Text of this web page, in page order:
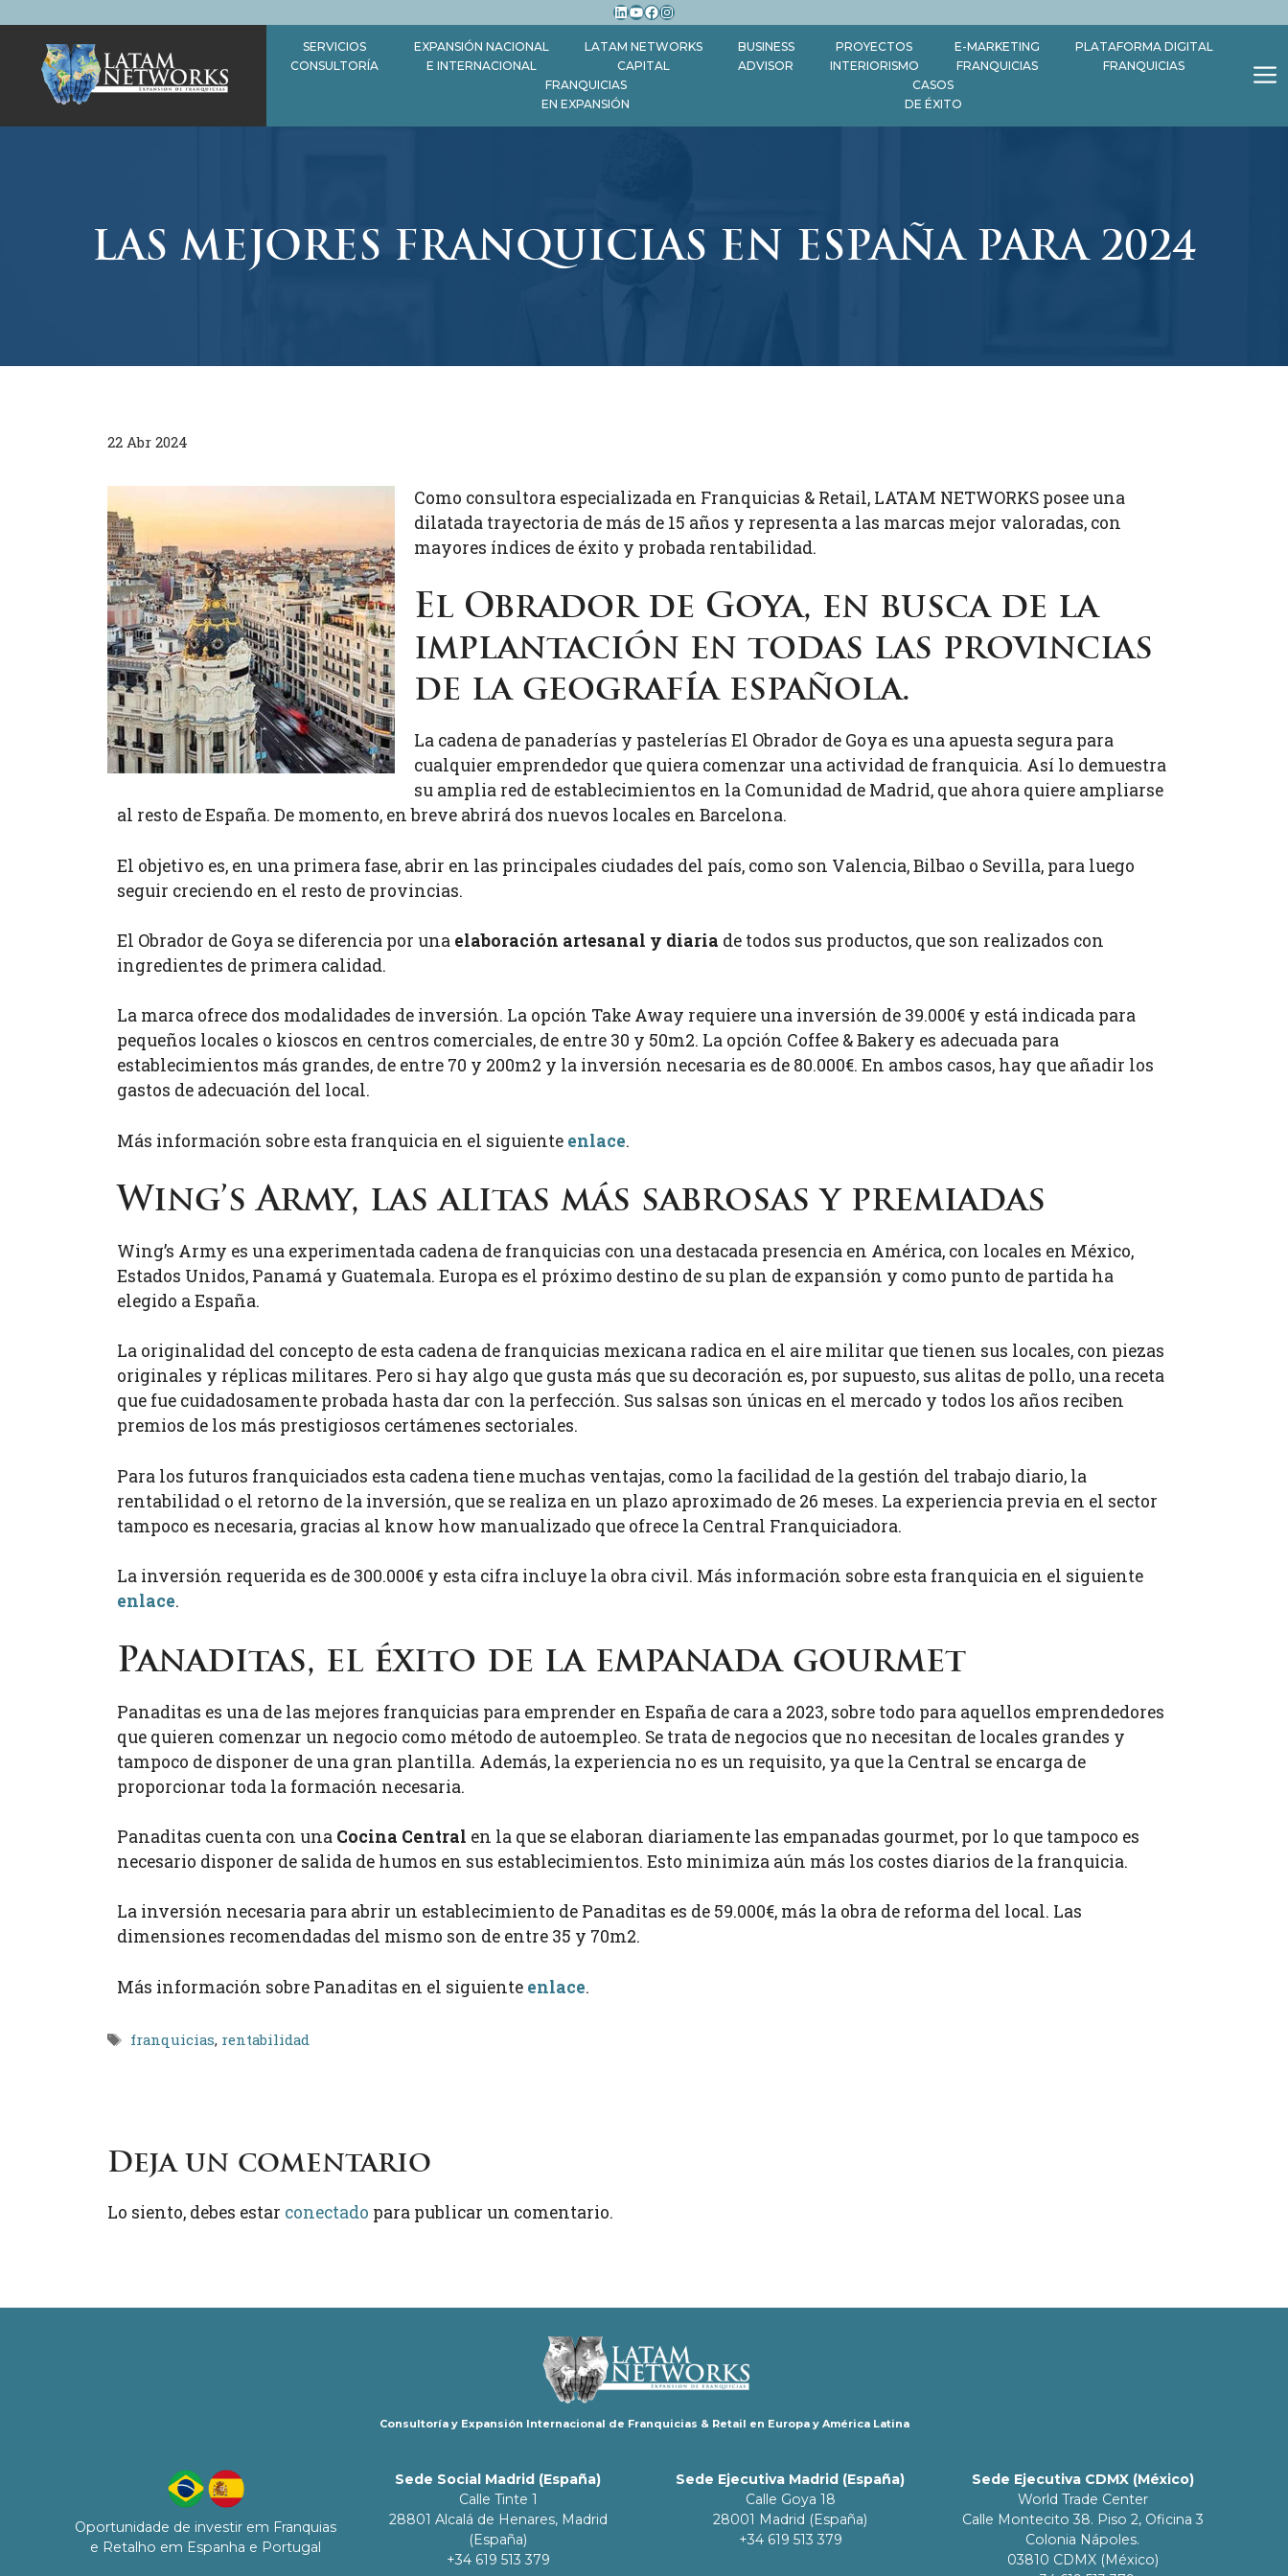
contenido
LinkedIn
YouTube
Facebook
Instagram
SERVICIOS
CONSULTORÍA
EXPANSIÓN NACIONAL
E INTERNACIONAL
LATAM NETWORKS
CAPITAL
BUSINESS
ADVISOR
PROYECTOS
INTERIORISMO
E-MARKETING
FRANQUICIAS
PLATAFORMA DIGITAL
FRANQUICIAS
FRANQUICIAS
EN EXPANSIÓN
CASOS
DE ÉXITO
LAS MEJORES FRANQUICIAS EN ESPAÑA PARA 2024
22 Abr 2024
Como consultora especializada en Franquicias & Retail, LATAM NETWORKS posee una
dilatada trayectoria de más de 15 años y representa a las marcas mejor valoradas, con
mayores índices de éxito y probada rentabilidad.
El Obrador de Goya, en busca de la
implantación en todas las provincias
de la geografía española.
La cadena de panaderías y pastelerías El Obrador de Goya es una apuesta segura para
cualquier emprendedor que quiera comenzar una actividad de franquicia. Así lo demuestra
su amplia red de establecimientos en la Comunidad de Madrid, que ahora quiere ampliarse
al resto de España. De momento, en breve abrirá dos nuevos locales en Barcelona.
El objetivo es, en una primera fase, abrir en las principales ciudades del país, como son Valencia, Bilbao o Sevilla, para luego
seguir creciendo en el resto de provincias.
El Obrador de Goya se diferencia por una elaboración artesanal y diaria de todos sus productos, que son realizados con
ingredientes de primera calidad.
La marca ofrece dos modalidades de inversión. La opción Take Away requiere una inversión de 39.000€ y está indicada para
pequeños locales o kioscos en centros comerciales, de entre 30 y 50m2. La opción Coffee & Bakery es adecuada para
establecimientos más grandes, de entre 70 y 200m2 y la inversión necesaria es de 80.000€. En ambos casos, hay que añadir los
gastos de adecuación del local.
Más información sobre esta franquicia en el siguiente enlace.
Wing’s Army, las alitas más sabrosas y premiadas
Wing’s Army es una experimentada cadena de franquicias con una destacada presencia en América, con locales en México,
Estados Unidos, Panamá y Guatemala. Europa es el próximo destino de su plan de expansión y como punto de partida ha
elegido a España.
La originalidad del concepto de esta cadena de franquicias mexicana radica en el aire militar que tienen sus locales, con piezas
originales y réplicas militares. Pero si hay algo que gusta más que su decoración es, por supuesto, sus alitas de pollo, una receta
que fue cuidadosamente probada hasta dar con la perfección. Sus salsas son únicas en el mercado y todos los años reciben
premios de los más prestigiosos certámenes sectoriales.
Para los futuros franquiciados esta cadena tiene muchas ventajas, como la facilidad de la gestión del trabajo diario, la
rentabilidad o el retorno de la inversión, que se realiza en un plazo aproximado de 26 meses. La experiencia previa en el sector
tampoco es necesaria, gracias al know how manualizado que ofrece la Central Franquiciadora.
La inversión requerida es de 300.000€ y esta cifra incluye la obra civil. Más información sobre esta franquicia en el siguiente
enlace.
Panaditas, el éxito de la empanada gourmet
Panaditas es una de las mejores franquicias para emprender en España de cara a 2023, sobre todo para aquellos emprendedores
que quieren comenzar un negocio como método de autoempleo. Se trata de negocios que no necesitan de locales grandes y
tampoco de disponer de una gran plantilla. Además, la experiencia no es un requisito, ya que la Central se encarga de
proporcionar toda la formación necesaria.
Panaditas cuenta con una Cocina Central en la que se elaboran diariamente las empanadas gourmet, por lo que tampoco es
necesario disponer de salida de humos en sus establecimientos. Esto minimiza aún más los costes diarios de la franquicia.
La inversión necesaria para abrir un establecimiento de Panaditas es de 59.000€, más la obra de reforma del local. Las
dimensiones recomendadas del mismo son de entre 35 y 70m2.
Más información sobre Panaditas en el siguiente enlace.
Etiquetas
franquicias, rentabilidad
Deja un comentario
Lo siento, debes estar conectado para publicar un comentario.
Consultoría y Expansión Internacional de Franquicias & Retail en Europa y América Latina
Oportunidade de investir em Franquias
e Retalho em Espanha e Portugal
Sede Social Madrid (España)
Calle Tinte 1
28801 Alcalá de Henares, Madrid
(España)
+34 619 513 379
Sede Ejecutiva Madrid (España)
Calle Goya 18
28001 Madrid (España)
+34 619 513 379
Sede Ejecutiva CDMX (México)
World Trade Center
Calle Montecito 38. Piso 2, Oficina 3
Colonia Nápoles.
03810 CDMX (México)